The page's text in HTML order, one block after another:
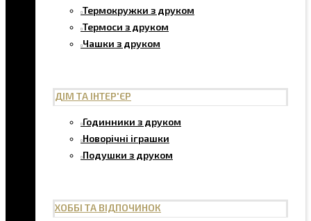
Термокружки з друком
Термоси з друком
Чашки з друком
ДІМ ТА ІНТЕР'ЄР
Годинники з друком
Новорічні іграшки
Подушки з друком
ХОББІ ТА ВІДПОЧИНОК